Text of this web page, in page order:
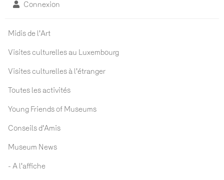
Connexion
Actualités ADM
Midis de l'Art
Visites culturelles au Luxembourg
Visites culturelles à l'étranger
Toutes les activités
Young Friends of Museums
Conseils d'Amis
Museum News
- A l'affiche